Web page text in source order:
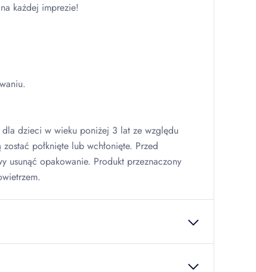
każdej imprezie!
dzieci w wieku poniżej 3 lat ze względu
połknięte lub wchłonięte. Przed
usunąć opakowanie. Produkt przeznaczony